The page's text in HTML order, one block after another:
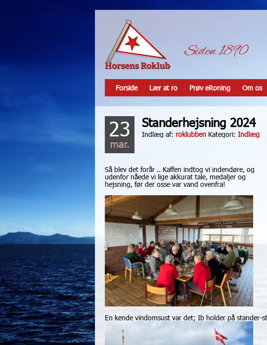
Forside Lær at ro Prøv eRoning Om os
23
mar.
Standerhejsning 2024
Indlæg af: roklubben Kategori: Indlæg
Så blev det forår .. Kaffen indtog vi indendøre, og
udenfor nåede vi lige akkurat tale, medaljer og
hejsning, før der osse var vand ovenfra!
En kende vindomsust var det; Ib holder på stander-